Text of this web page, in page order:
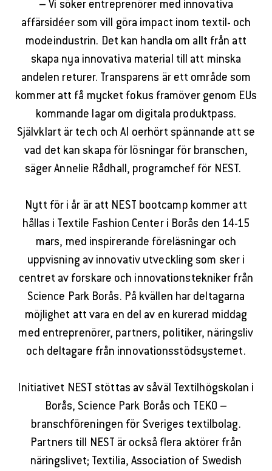
– Vi söker entreprenörer med innovativa
affärsidéer som vill göra impact inom textil- och
modeindustrin. Det kan handla om allt från att
skapa nya innovativa material till att minska
andelen returer. Transparens är ett område som
kommer att få mycket fokus framöver genom EUs
kommande lagar om digitala produktpass.
Självklart är tech och AI oerhört spännande att se
vad det kan skapa för lösningar för branschen,
säger Annelie Rådhall, programchef för NEST.
Nytt för i år är att NEST bootcamp kommer att
hållas i Textile Fashion Center i Borås den 14-15
mars, med inspirerande föreläsningar och
uppvisning av innovativ utveckling som sker i
centret av forskare och innovationstekniker från
Science Park Borås. På kvällen har deltagarna
möjlighet att vara en del av en kurerad middag
med entreprenörer, partners, politiker, näringsliv
och deltagare från innovationsstödsystemet.
Initiativet NEST stöttas av såväl Textilhögskolan i
Borås, Science Park Borås och TEKO –
branschföreningen för Sveriges textilbolag.
Partners till NEST är också flera aktörer från
näringslivet; Textilia, Association of Swedish